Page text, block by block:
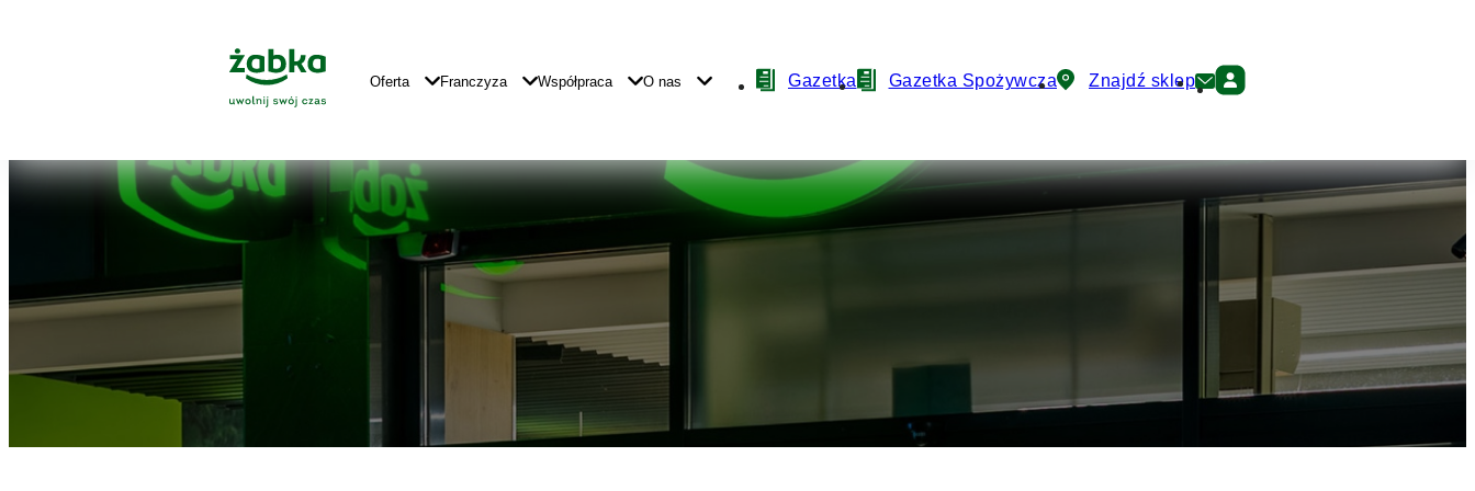
Główne
Logo
Główna
Nawigacja
Oferta Franczyza Współpraca O nas
NawigacjaGazetka Gazetka Spożywcza Znajdź sklep